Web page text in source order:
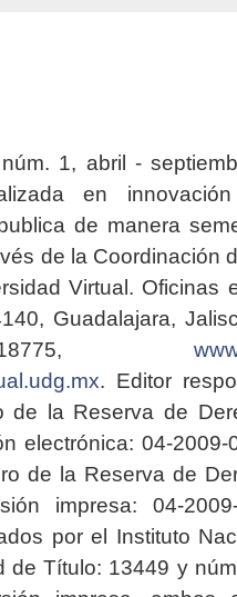
1, abril -
en
de manera
de la Coordinación
Virtual. Oficinas
Guadalajara,
. Editor
de la Reserva de
electrónica: 04-2009-
de la Reserva de
impresa: 04-2009-
por el Instituto
de Título: 13449 y